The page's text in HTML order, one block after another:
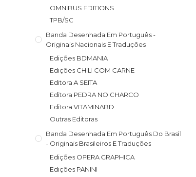
OMNIBUS EDITIONS
TPB/SC
Banda Desenhada Em Português -
Originais Nacionais E Traduções
Edições BDMANIA
Edições CHILI COM CARNE
Editora A SEITA
Editora PEDRA NO CHARCO
Editora VITAMINABD
Outras Editoras
Banda Desenhada Em Português Do Brasil
- Originais Brasileiros E Traduções
Edições OPERA GRAPHICA
Edições PANINI